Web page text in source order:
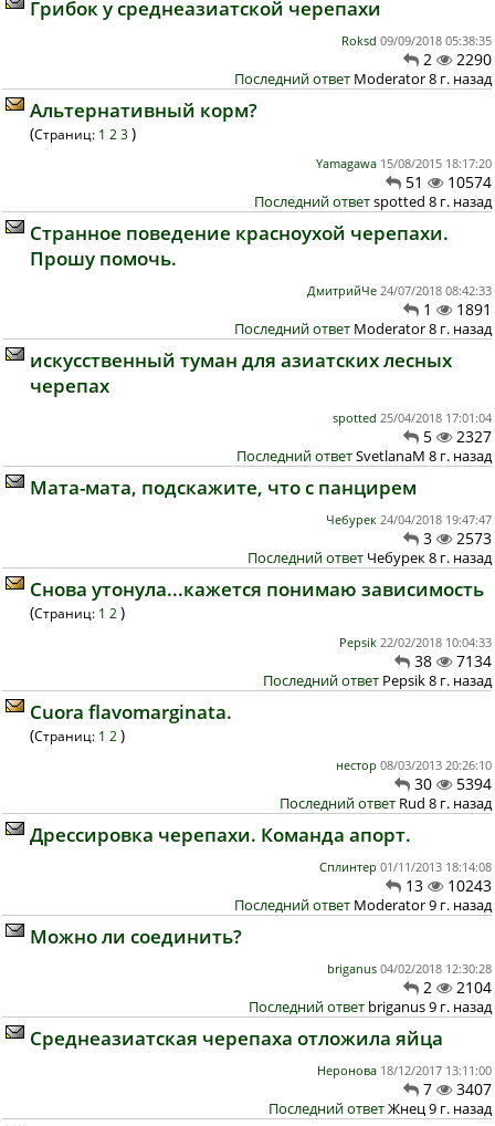
Грибок у среднеазиатской черепахи
Roksd 09/09/2018 05:38:35
2 2290
Последний ответ Moderator 8 г. назад
Альтернативный корм?
(Страниц: 1 2 3 )
Yamagawa 15/08/2015 18:17:20
51 10574
Последний ответspotted 8 г. назад
Странное поведение красноухой черепахи.
Прошу помочь.
ДмитрийЧе 24/07/2018 08:42:33
1 1891
Последний ответ Moderator 8 г. назад
искусственный туман для азиатских лесных
черепах
spotted 25/04/2018 17:01:04
5 2327
Последний ответSvetlanaM 8 г. назад
Мата-мата, подскажите, что с панцирем
Чебурек 24/04/2018 19:47:47
3 2573
Последний ответ Чебурек 8 г. назад
Снова утонула...кажется понимаю зависимость
(Страниц: 1 2 )
Pepsik 22/02/2018 10:04:33
38 7134
Последний ответ Pepsik 8 г. назад
Cuora flavomarginata.
(Страниц: 1 2 )
нестор 08/03/2013 20:26:10
30 5394
Последний ответ Rud 8 г. назад
Дрессировка черепахи. Команда апорт.
Сплинтер 01/11/2013 18:14:08
13 10243
Последний ответ Moderator 9 г. назад
Можно ли соединить?
briganus 04/02/2018 12:30:28
2 2104
Последний ответ briganus 9 г. назад
Среднеазиатская черепаха отложила яйца
Неронова 18/12/2017 13:11:00
7 3407
Последний ответЖнец 9 г. назад